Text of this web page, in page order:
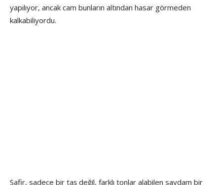
yapılıyor, ancak cam bunların altından hasar görmeden
kalkabiliyordu.
Safir, sadece bir taş değil, farklı tonlar alabilen saydam bir